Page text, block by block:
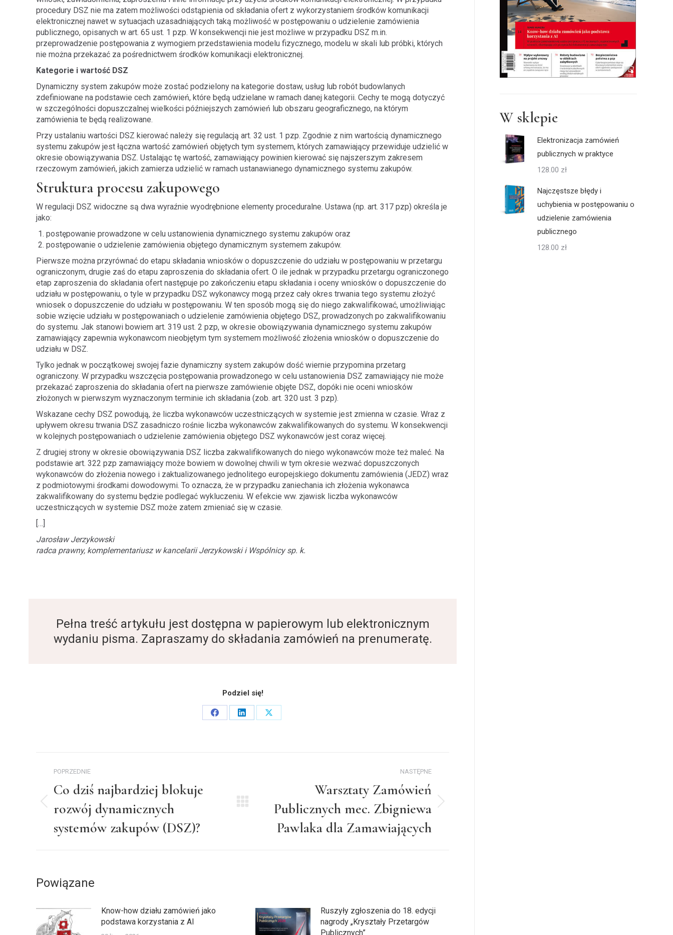
procedury DSZ nie ma zatem możliwości odstąpienia od składania ofert z wykorzystaniem środków komunikacji
elektronicznej nawet w sytuacjach uzasadniających taką możliwość w postępowaniu o udzielenie zamówienia
publicznego, opisanych w art. 65 ust. 1 pzp. W konsekwencji nie jest możliwe w przypadku DSZ m.in.
przeprowadzenie postępowania z wymogiem przedstawienia modelu fizycznego, modelu w skali lub próbki, których
nie można przekazać za pośrednictwem środków komunikacji elektronicznej.
Kategorie i wartość DSZ
Dynamiczny system zakupów może zostać podzielony na kategorie dostaw, usług lub robót budowlanych
zdefiniowane na podstawie cech zamówień, które będą udzielane w ramach danej kategorii. Cechy te mogą dotyczyć
w szczególności dopuszczalnej wielkości późniejszych zamówień lub obszaru geograficznego, na którym
zamówienia te będą realizowane.
Przy ustalaniu wartości DSZ kierować należy się regulacją art. 32 ust. 1 pzp. Zgodnie z nim wartością dynamicznego
systemu zakupów jest łączna wartość zamówień objętych tym systemem, których zamawiający przewiduje udzielić w
okresie obowiązywania DSZ. Ustalając tę wartość, zamawiający powinien kierować się najszerszym zakresem
rzeczowym zamówień, jakich zamierza udzielić w ramach ustanawianego dynamicznego systemu zakupów.
Struktura procesu zakupowego
W regulacji DSZ widoczne są dwa wyraźnie wyodrębnione elementy proceduralne. Ustawa (np. art. 317 pzp) określa je
jako:
postępowanie prowadzone w celu ustanowienia dynamicznego systemu zakupów oraz
postępowanie o udzielenie zamówienia objętego dynamicznym systemem zakupów.
Pierwsze można przyrównać do etapu składania wniosków o dopuszczenie do udziału w postępowaniu w przetargu
ograniczonym, drugie zaś do etapu zaproszenia do składania ofert. O ile jednak w przypadku przetargu ograniczonego
etap zaproszenia do składania ofert następuje po zakończeniu etapu składania i oceny wniosków o dopuszczenie do
udziału w postępowaniu, o tyle w przypadku DSZ wykonawcy mogą przez cały okres trwania tego systemu złożyć
wniosek o dopuszczenie do udziału w postępowaniu. W ten sposób mogą się do niego zakwalifikować, umożliwiając
sobie wzięcie udziału w postępowaniach o udzielenie zamówienia objętego DSZ, prowadzonych po zakwalifikowaniu
do systemu. Jak stanowi bowiem art. 319 ust. 2 pzp, w okresie obowiązywania dynamicznego systemu zakupów
zamawiający zapewnia wykonawcom nieobjętym tym systemem możliwość złożenia wniosków o dopuszczenie do
udziału w DSZ.
Tylko jednak w początkowej swojej fazie dynamiczny system zakupów dość wiernie przypomina przetarg
ograniczony. W przypadku wszczęcia postępowania prowadzonego w celu ustanowienia DSZ zamawiający nie może
przekazać zaproszenia do składania ofert na pierwsze zamówienie objęte DSZ, dopóki nie oceni wniosków
złożonych w pierwszym wyznaczonym terminie ich składania (zob. art. 320 ust. 3 pzp).
Wskazane cechy DSZ powodują, że liczba wykonawców uczestniczących w systemie jest zmienna w czasie. Wraz z
upływem okresu trwania DSZ zasadniczo rośnie liczba wykonawców zakwalifikowanych do systemu. W konsekwencji
w kolejnych postępowaniach o udzielenie zamówienia objętego DSZ wykonawców jest coraz więcej.
Z drugiej strony w okresie obowiązywania DSZ liczba zakwalifikowanych do niego wykonawców może też maleć. Na
podstawie art. 322 pzp zamawiający może bowiem w dowolnej chwili w tym okresie wezwać dopuszczonych
wykonawców do złożenia nowego i zaktualizowanego jednolitego europejskiego dokumentu zamówienia (JEDZ) wraz
z podmiotowymi środkami dowodowymi. To oznacza, że w przypadku zaniechania ich złożenia wykonawca
zakwalifikowany do systemu będzie podlegać wykluczeniu. W efekcie ww. zjawisk liczba wykonawców
uczestniczących w systemie DSZ może zatem zmieniać się w czasie.
[…]
Jarosław Jerzykowski
radca prawny, komplementariusz w kancelarii Jerzykowski i Wspólnicy sp. k.
Pełna treść artykułu jest dostępna w papierowym lub elektronicznym
wydaniu pisma. Zapraszamy do składania zamówień na prenumeratę.
Podziel się!
Share
Share
Share
wpisów
POPRZEDNIE
Poprzedni
Co dziś najbardziej blokuje
rozwój dynamicznych
systemów zakupów (DSZ)?
NASTĘPNE
Następny
Warsztaty Zamówień
Publicznych mec. Zbigniewa
Pawlaka dla Zamawiających
Powiązane
Know-how działu zamówień jako
podstawa korzystania z AI
Ruszyły zgłoszenia do 18. edycji
nagrody „Kryształy Przetargów
Publicznych”
W sklepie
Elektronizacja zamówień
publicznych w praktyce
128.00 zł
Najczęstsze błędy i
uchybienia w postępowaniu o
udzielenie zamówienia
publicznego
128.00 zł